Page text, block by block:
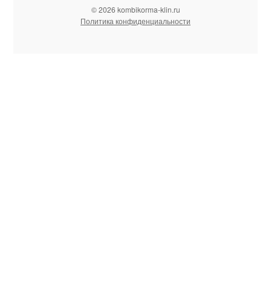
© 2026 kombikorma-klin.ru
Политика конфиденциальности